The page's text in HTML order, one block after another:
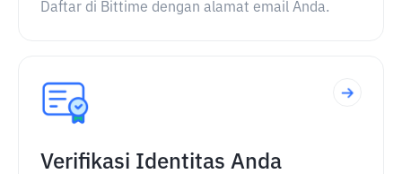
Daftar di Bittime dengan alamat email Anda.
Verifikasi Identitas Anda